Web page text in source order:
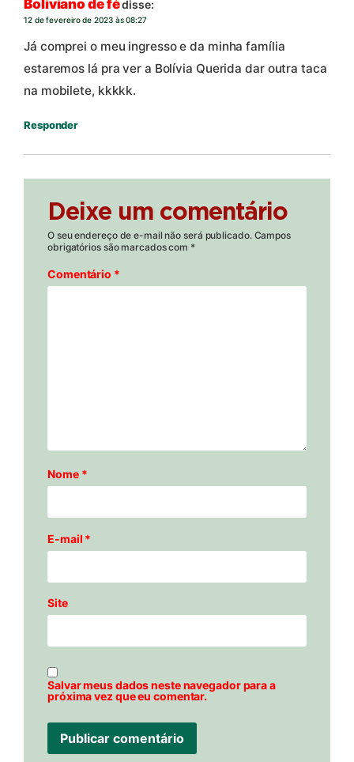
Boliviano de fédisse:
12 de fevereiro de 2023 às 08:27
Já comprei o meu ingresso e da minha família
estaremos lá pra ver a Bolívia Querida dar outra taca
na mobilete, kkkkk.
Responder
Deixe um comentário
O seu endereço de e-mail não será publicado. Campos
obrigatórios são marcados com *
Comentário *
Nome *
E-mail *
Site
Salvar meus dados neste navegador para a
próxima vez que eu comentar.